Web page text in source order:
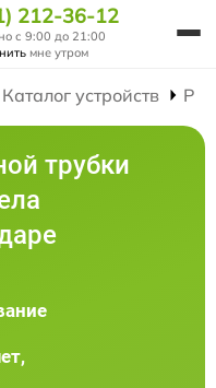
212-36-12
с 9:00 до 21:00
мне утром
Каталог устройств
трубки